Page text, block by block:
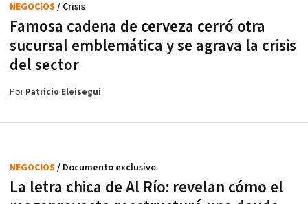
Famosa cadena de cerveza cerró otra
sucursal emblemática y se agrava la crisis
del sector
NEGOCIOS / Crisis
PorPatricio Eleisegui
La letra chica de Al Río: revelan cómo el
NEGOCIOS / Documento exclusivo